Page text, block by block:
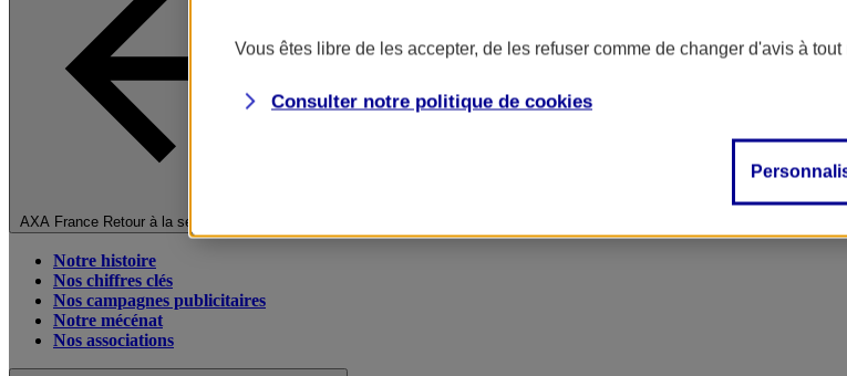
AXA France Retour à la section précédente
Notre histoire
Nos chiffres clés
Nos campagnes publicitaires
Notre mécénat
Nos associations
Vous êtes libre de les accepter, de les refuser comme de changer d'avis à
Consulter notre politique de cookies